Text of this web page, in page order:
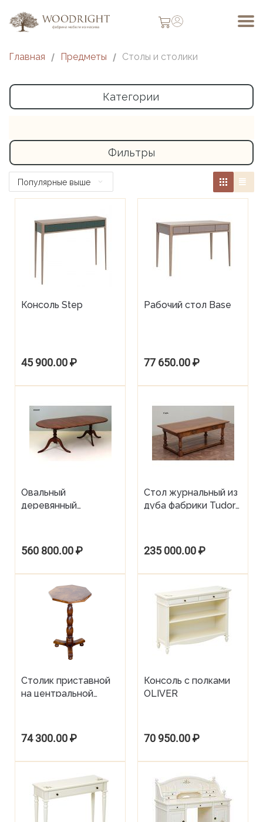
Главная / Предметы / Столы и столики
Категории
Фильтры
Популярные выше
Консоль Step
45 900.00₽
Рабочий стол Base
77 650.00₽
Овальный
деревянный
фабрики Tudor Oak
560 800.00₽
Стол журнальный из
дуба фабрики Tudor
235 000.00₽
Столик приставной
на центральной
фабрика Tudor Oak
74 300.00₽
Консоль с полками
OLIVER
70 950.00₽